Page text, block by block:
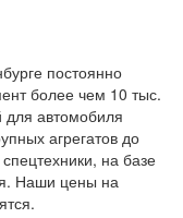
постоянно
более чем 10 тыс.
для автомобиля
агрегатов до
на базе
Наши цены на